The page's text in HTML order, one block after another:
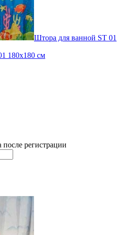
Штора для ванной ST 01
180х180 см
регистрации